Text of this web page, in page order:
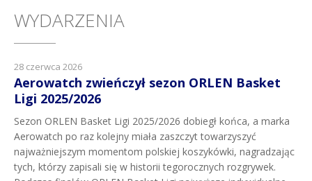
WYDARZENIA
28 czerwca 2026
Aerowatch zwieńczył sezon ORLEN Basket
Ligi 2025/2026
Sezon ORLEN Basket Ligi 2025/2026 dobiegł końca, a marka
Aerowatch po raz kolejny miała zaszczyt towarzyszyć
najważniejszym momentom polskiej koszykówki, nagradzając
tych, którzy zapisali się w historii tegorocznych rozgrywek.